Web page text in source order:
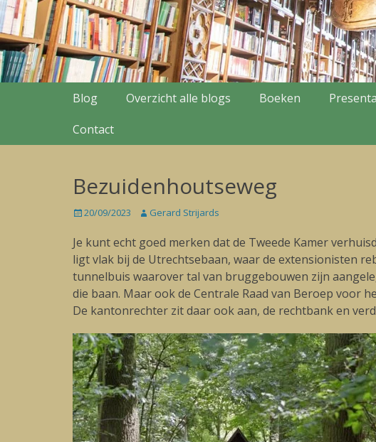
Secondary Menu
Skip
content
Blog Overzicht alle blogs Boeken
Contact
Bezuidenhoutseweg
Posted
20/09/2023 Author
Gerard Strijards
Je kunt echt goed merken dat de Tweede Kamer
ligt vlak bij de Utrechtsebaan, waar de extensionisten
tunnelbuis waarover tal van bruggebouwen zijn
die baan. Maar ook de Centrale Raad van Beroep voor
De kantonrechter zit daar ook aan, de rechtbank en